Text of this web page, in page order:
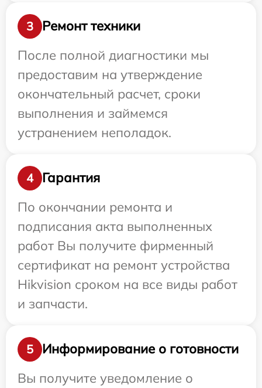
3
Ремонт техники
После полной диагностики мы
предоставим на утверждение
окончательный расчет, сроки
выполнения и займемся
устранением неполадок.
4
Гарантия
По окончании ремонта и
подписания акта выполненных
работ Вы получите фирменный
сертификат на ремонт устройства
Hikvision сроком на все виды работ
и запчасти.
5
Информирование о готовности
Вы получите уведомление о